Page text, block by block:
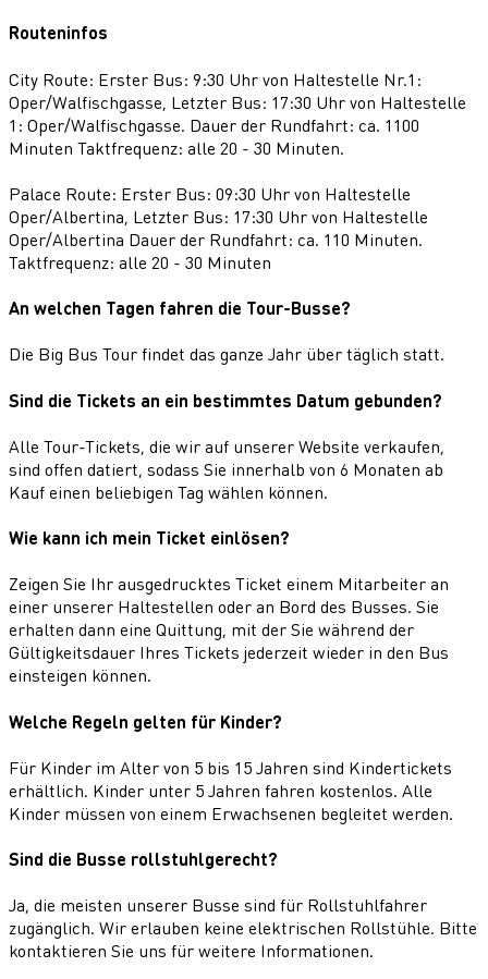
Routeninfos
City Route: Erster Bus: 9:30 Uhr von Haltestelle Nr.1:
Oper/Walfischgasse, Letzter Bus: 17:30 Uhr von Haltestelle
1: Oper/Walfischgasse. Dauer der Rundfahrt: ca. 1100
Minuten Taktfrequenz: alle 20 - 30 Minuten.
Palace Route: Erster Bus: 09:30 Uhr von Haltestelle
Oper/Albertina, Letzter Bus: 17:30 Uhr von Haltestelle
Oper/Albertina Dauer der Rundfahrt: ca. 110 Minuten.
Taktfrequenz: alle 20 - 30 Minuten
An welchen Tagen fahren die Tour-Busse?
Die Big Bus Tour findet das ganze Jahr über täglich statt.
Sind die Tickets an ein bestimmtes Datum gebunden?
Alle Tour-Tickets, die wir auf unserer Website verkaufen,
sind offen datiert, sodass Sie innerhalb von 6 Monaten ab
Kauf einen beliebigen Tag wählen können.
Wie kann ich mein Ticket einlösen?
Zeigen Sie Ihr ausgedrucktes Ticket einem Mitarbeiter an
einer unserer Haltestellen oder an Bord des Busses. Sie
erhalten dann eine Quittung, mit der Sie während der
Gültigkeitsdauer Ihres Tickets jederzeit wieder in den Bus
einsteigen können.
Welche Regeln gelten für Kinder?
Für Kinder im Alter von 5 bis 15 Jahren sind Kindertickets
erhältlich. Kinder unter 5 Jahren fahren kostenlos. Alle
Kinder müssen von einem Erwachsenen begleitet werden.
Sind die Busse rollstuhlgerecht?
Ja, die meisten unserer Busse sind für Rollstuhlfahrer
zugänglich. Wir erlauben keine elektrischen Rollstühle. Bitte
kontaktieren Sie uns für weitere Informationen.